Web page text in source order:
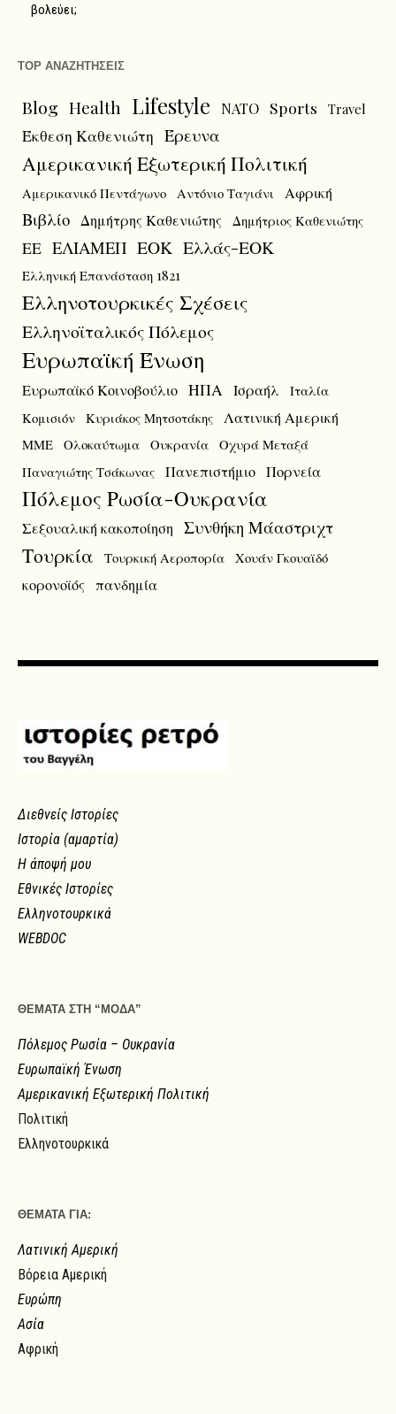
βολεύει;
TOP ΑΝΑΖΗΤΗΣΕΙΣ
Blog Health Lifestyle NATO Sports Travel
Έκθεση Καθενιώτη Έρευνα
Αμερικανική Εξωτερική Πολιτική
Αμερικανικό Πεντάγωνο Αντόνιο Ταγιάνι Αφρική
Βιβλίο Δημήτρης Καθενιώτης Δημήτριος Καθενιώτης
ΕΕ ΕΛΙΑΜΕΠ ΕΟΚ Ελλάς-ΕΟΚ
Ελληνική Επανάσταση 1821
Ελληνοτουρκικές Σχέσεις
Ελληνοϊταλικός Πόλεμος
Ευρωπαϊκή Ένωση
Ευρωπαϊκό Κοινοβούλιο ΗΠΑ Ισραήλ
Ιταλία
Κομισιόν Κυριάκος Μητσοτάκης Λατινική Αμερική
ΜΜΕ Ολοκαύτωμα Ουκρανία Οχυρά Μεταξά
Παναγιώτης Τσάκωνας Πανεπιστήμιο Πορνεία
Πόλεμος Ρωσία-Ουκρανία
Σεξουαλική κακοποίηση Συνθήκη Μάαστριχτ
Τουρκία Τουρκική Αεροπορία Χουάν Γκουαϊδό
κορονοϊός πανδημία
Διεθνείς Ιστορίες
Ιστορία (αμαρτία)
Η άποψή μου
Εθνικές Ιστορίες
Ελληνοτουρκικά
WEBDOC
ΘΕΜΑΤΑ ΣΤΗ “ΜΟΔΑ”
Πόλεμος Ρωσία – Ουκρανία
Ευρωπαϊκή Ένωση
Αμερικανική Εξωτερική Πολιτική
Πολιτική
Ελληνοτουρκικά
ΘΕΜΑΤΑ ΓΙΑ:
Λατινική Αμερική
Βόρεια Αμερική
Ευρώπη
Ασία
Αφρική